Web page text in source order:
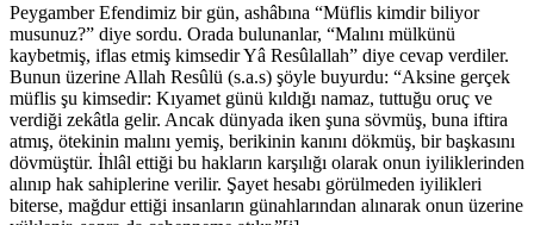
Peygamber Efendimiz bir gün, ashâbına “Müflis kimdir biliyor
musunuz?” diye sordu. Orada bulunanlar, “Malını mülkünü
kaybetmiş, iflas etmiş kimsedir Yâ Resûlallah” diye cevap verdiler.
Bunun üzerine Allah Resûlü (s.a.s) şöyle buyurdu: “Aksine gerçek
müflis şu kimsedir: Kıyamet günü kıldığı namaz, tuttuğu oruç ve
verdiği zekâtla gelir. Ancak dünyada iken şuna sövmüş, buna iftira
atmış, ötekinin malını yemiş, berikinin kanını dökmüş, bir başkasını
dövmüştür. İhlâl ettiği bu hakların karşılığı olarak onun iyiliklerinden
alınıp hak sahiplerine verilir. Şayet hesabı görülmeden iyilikleri
biterse, mağdur ettiği insanların günahlarından alınarak onun üzerine